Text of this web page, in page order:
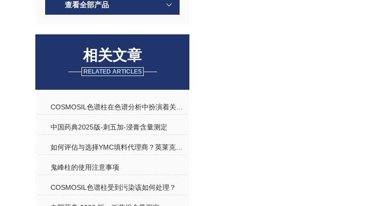
查看全部产品
相关文章
RELATED ARTICLES
中国药典2025版-刺五加-浸膏含量测定
鬼峰柱的使用注意事项
COSMOSIL色谱柱受到污染该如何处理？